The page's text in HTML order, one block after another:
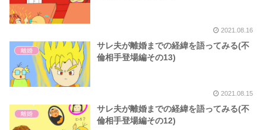
2021.08.16
離婚
サレ夫が離婚までの経緯を語ってみる(不
倫相手登場編その13)
2021.08.15
離婚
サレ夫が離婚までの経緯を語ってみる(不
倫相手登場編その12)